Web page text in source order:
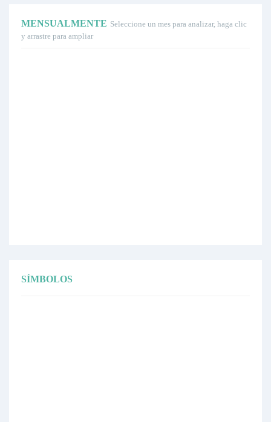
MENSUALMENTE Seleccione un mes para analizar, haga clic
y arrastre para ampliar
SÍMBOLOS